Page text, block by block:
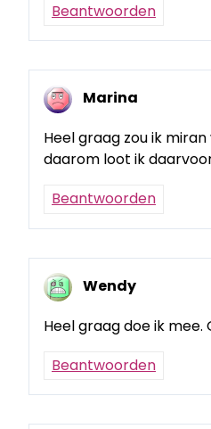
Beantwoorden
Marina
Heel graag zou ik
daarom loot ik
Beantwoorden
Wendy
Heel graag doe ik mee.
Beantwoorden